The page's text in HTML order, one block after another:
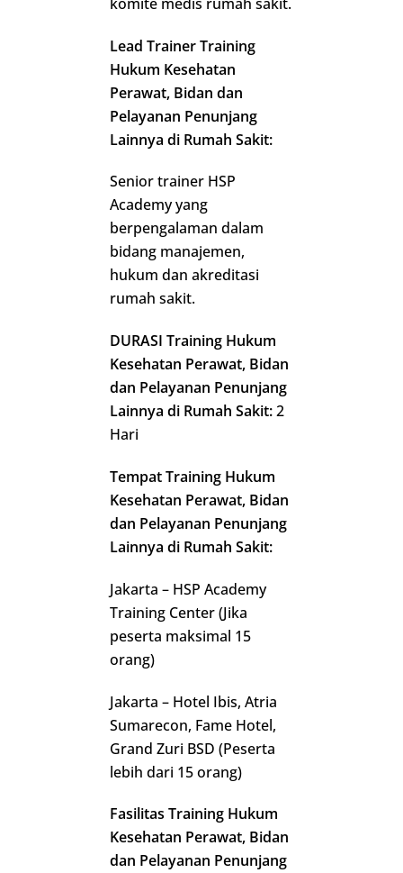
Lead Trainer Training
Hukum Kesehatan
Perawat, Bidan dan
Pelayanan Penunjang
Lainnya di Rumah Sakit:
Senior trainer HSP
Academy yang
berpengalaman dalam
bidang manajemen,
hukum dan akreditasi
rumah sakit.
DURASI Training Hukum
Kesehatan Perawat, Bidan
dan Pelayanan Penunjang
Lainnya di Rumah Sakit:2
Hari
Tempat Training Hukum
Kesehatan Perawat, Bidan
dan Pelayanan Penunjang
Lainnya di Rumah Sakit:
Jakarta – HSP Academy
Training Center (Jika
peserta maksimal 15
orang)
Jakarta – Hotel Ibis, Atria
Sumarecon, Fame Hotel,
Grand Zuri BSD (Peserta
lebih dari 15 orang)
Fasilitas Training Hukum
Kesehatan Perawat, Bidan
dan Pelayanan Penunjang